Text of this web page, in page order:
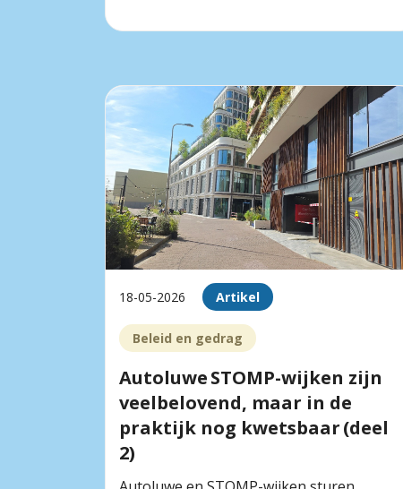
18-05-2026 Artikel
Beleid en gedrag
Autoluwe STOMP-wijken zijn
veelbelovend, maar in de
praktijk nog kwetsbaar (deel
2)